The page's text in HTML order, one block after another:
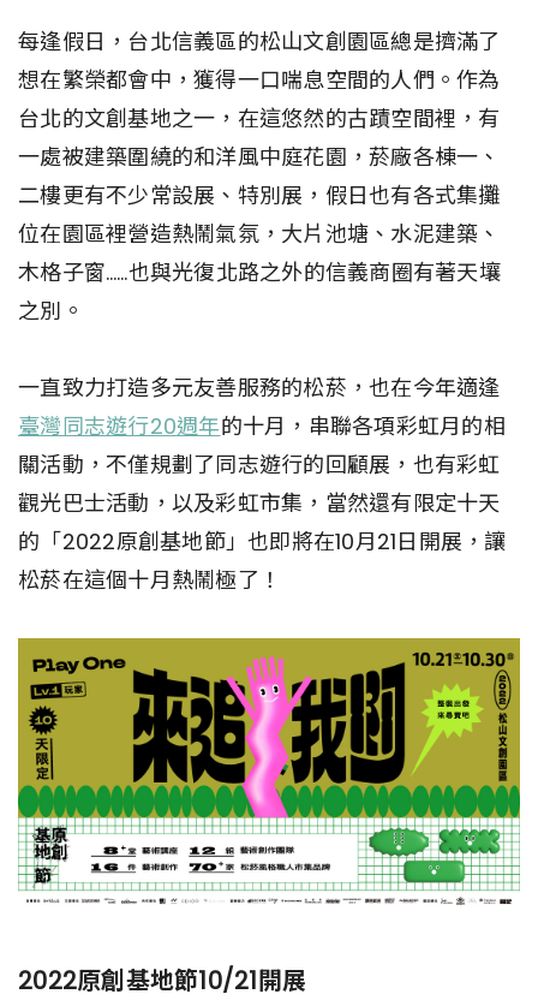
每逢假日，台北信義區的松山文創園區總是擠滿了
想在繁榮都會中，獲得一口喘息空間的人們。作為
台北的文創基地之一，在這悠然的古蹟空間裡，有
一處被建築圍繞的和洋風中庭花園，菸廠各棟一、
二樓更有不少常設展、特別展，假日也有各式集攤
位在園區裡營造熱鬧氣氛，大片池塘、水泥建築、
木格子窗……也與光復北路之外的信義商圈有著天壤
之別。
一直致力打造多元友善服務的松菸，也在今年適逢
臺灣同志遊行20週年的十月，串聯各項彩虹月的相
關活動，不僅規劃了同志遊行的回顧展，也有彩虹
觀光巴士活動，以及彩虹市集，當然還有限定十天
的「2022原創基地節」也即將在10月21日開展，讓
松菸在這個十月熱鬧極了！
2022原創基地節10/21開展